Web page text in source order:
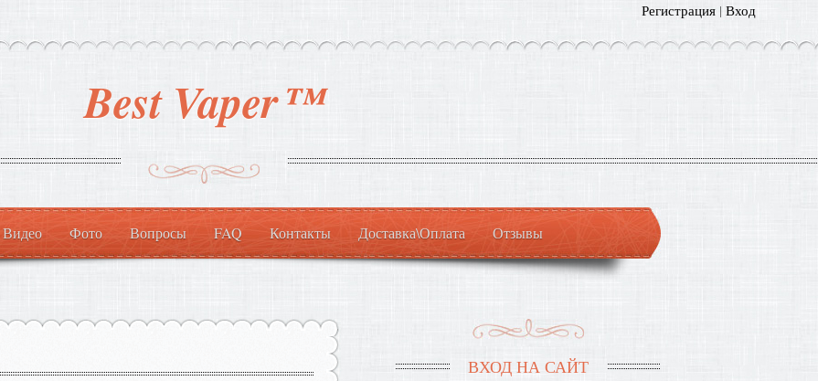
Регистрация | Вход
Best Vaper™
Видео Фото Вопросы FAQ Контакты Доставка\Оплата Отзывы
ВХОД НА САЙТ